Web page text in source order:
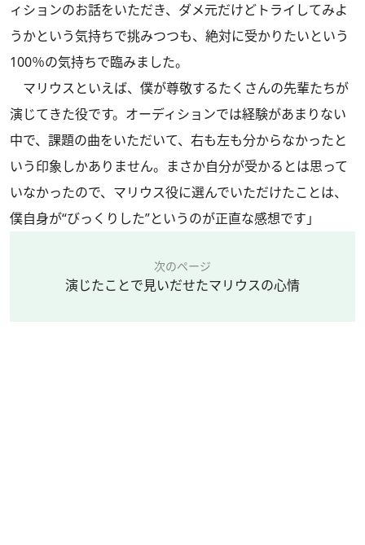
ィションのお話をいただき、ダメ元だけどトライしてみよ
うかという気持ちで挑みつつも、絶対に受かりたいという
100％の気持ちで臨みました。
マリウスといえば、僕が尊敬するたくさんの先輩たちが
演じてきた役です。オーディションでは経験があまりない
中で、課題の曲をいただいて、右も左も分からなかったと
いう印象しかありません。まさか自分が受かるとは思って
いなかったので、マリウス役に選んでいただけたことは、
僕自身が“びっくりした”というのが正直な感想です」
次のページ
演じたことで見いだせたマリウスの心情